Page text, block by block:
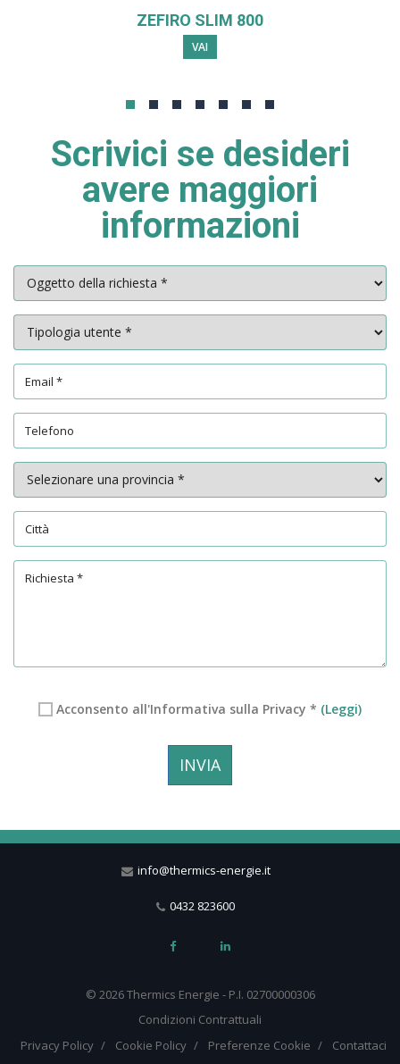
ZEFIRO SLIM 800
VAI
Scrivici se desideri
avere maggiori
informazioni
Acconsento all'Informativa sulla Privacy * (Leggi)
INVIA
info@thermics-energie.it
0432 823600
© 2026 Thermics Energie - P.I. 02700000306
Condizioni Contrattuali
Privacy Policy
Cookie Policy Preferenze Cookie Contattaci